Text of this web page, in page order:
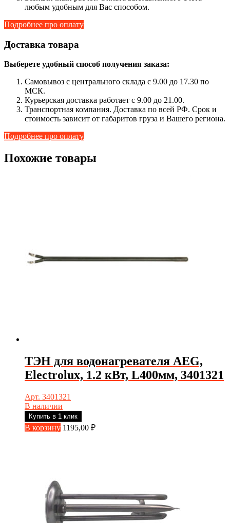
любым удобным для Вас способом.
Подробнее про оплату
Доставка товара
Выберете удобный способ получения заказа:
Самовывоз с центрального склада с 9.00 до 17.30 по
МСК.
Курьерская доставка работает с 9.00 до 21.00.
Транспортная компания. Доставка по всей РФ. Срок и
стоимость зависит от габаритов груза и Вашего региона.
Подробнее про оплату
Похожие товары
ТЭН для водонагревателя AEG,
Electrolux, 1.2 кВт, L400мм, 3401321
Арт. 3401321
В наличии
Купить в 1 клик
В корзину 1195,00 ₽